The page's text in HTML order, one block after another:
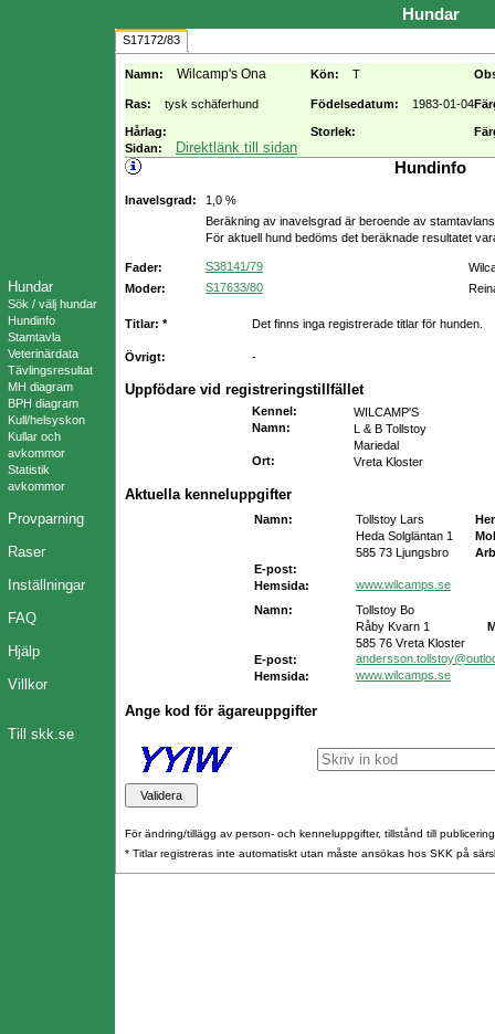
Hundar
Sök / välj hundar
Hundinfo
Stamtavla
Veterinärdata
Tävlingsresultat
MH diagram
BPH diagram
Kull/helsyskon
Kullar och
avkommor
Statistik
avkommor
Provparning
Raser
Inställningar
FAQ
Hjälp
Villkor
Till skk.se
Hundar
S17172/83
Namn: Wilcamp's Ona Kön: T
Ras: tysk schäferhund Födelsedatum: 1983-01-04
Hårlag: Storlek:
Sidan:
Direktlänk till sidan
Hundinfo
Inavelsgrad:
1,0 %
Beräkning av inavelsgrad är beroende av
För aktuell hund bedöms det beräknade resultatet
Fader: S38141/79
Moder:
S17633/80
Titlar: * Det finns inga registrerade titlar för hunden.
Övrigt: -
Uppfödare vid registreringstillfället
Kennel :
WILCAMP'S
Namn:
L & B Tollstoy
Mariedal
Ort: Vreta Kloster
Aktuella kenneluppgifter
Namn: Tollstoy Lars
Heda Solgläntan 1
585 73 Ljungsbro
E-post:
Hemsida:
www.wilcamps.se
Namn:
Tollstoy Bo
Råby Kvarn 1
585 76 Vreta Kloster
E-post:
Hemsida:
www.wilcamps.se
Ange kod för ägareuppgifter
För ändring/tillägg av person- och kenneluppgifter, tillstånd till
* Titlar registreras inte automatiskt utan måste ansökas hos SKK på